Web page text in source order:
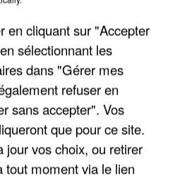
LES REFUGES
en cliquant sur "Accepter
sélectionnant les
dans "Gérer mes
refuser en
sans accepter". Vos
que pour ce site.
jour vos choix, ou retirer
tout moment via le lien